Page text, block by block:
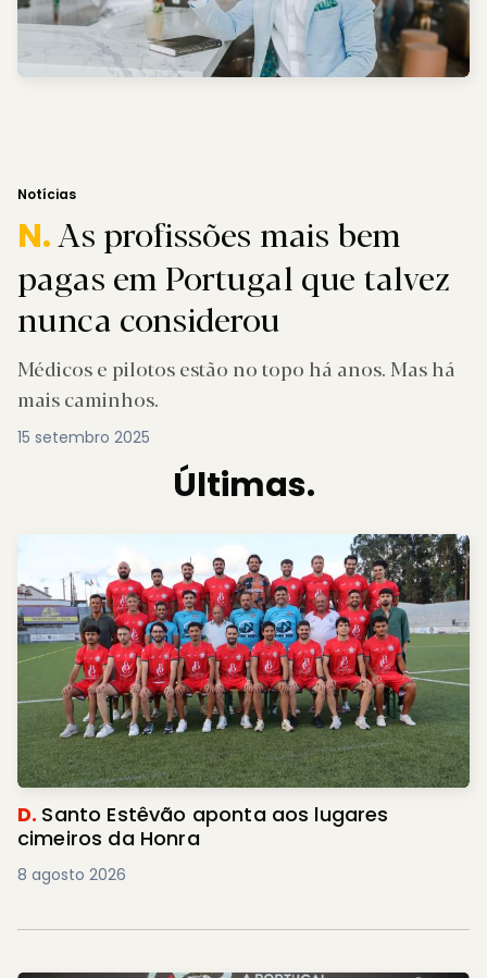
Notícias
N.As profissões mais bem
pagas em Portugal que talvez
nunca considerou
Médicos e pilotos estão no topo há anos. Mas há
mais caminhos.
15 setembro 2025
Últimas.
D. Santo Estêvão aponta aos lugares
cimeiros da Honra
8 agosto 2026